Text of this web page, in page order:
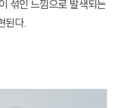
섞인 느낌으로 발색되는
된다.